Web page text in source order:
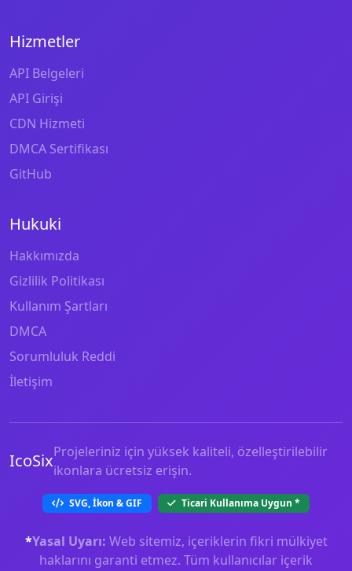
Hizmetler
API Belgeleri
API Girişi
CDN Hizmeti
DMCA Sertifikası
GitHub
Hukuki
Hakkımızda
Gizlilik Politikası
Kullanım Şartları
DMCA
Sorumluluk Reddi
İletişim
IcoSixProjeleriniz için yüksek kaliteli, özelleştirilebilir
ikonlara ücretsiz erişin.
SVG, İkon & GIF Ticari Kullanıma Uygun *
*Yasal Uyarı: Web sitemiz, içeriklerin fikri mülkiyet
haklarını garanti etmez. Tüm kullanıcılar içerik